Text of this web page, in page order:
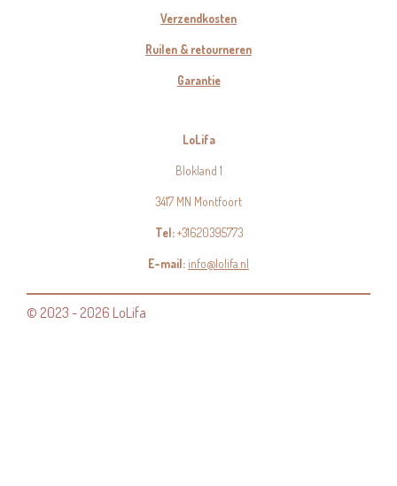
Verzendkosten
Ruilen & retourneren
Garantie
LoLifa
Blokland 1
3417 MN Montfoort
Tel:+31620395773
E-mail:info@lolifa.nl
© 2023 - 2026 LoLifa